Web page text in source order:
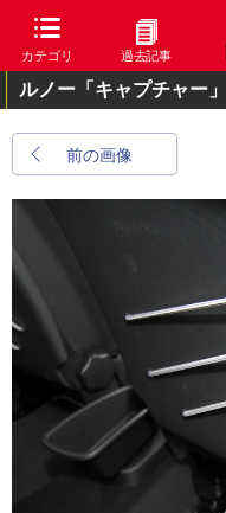
カテゴリ 過去記事
ルノー「キャプチャー」
前の画像